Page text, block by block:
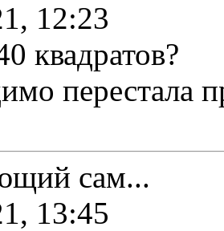
12:23
квадратов?
перестала
сам...
13:45